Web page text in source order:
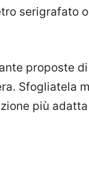
serigrafato
proposte
Sfogliatela
più